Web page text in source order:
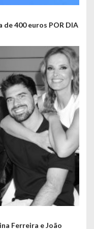
400 euros POR DIA
Ferreira e João